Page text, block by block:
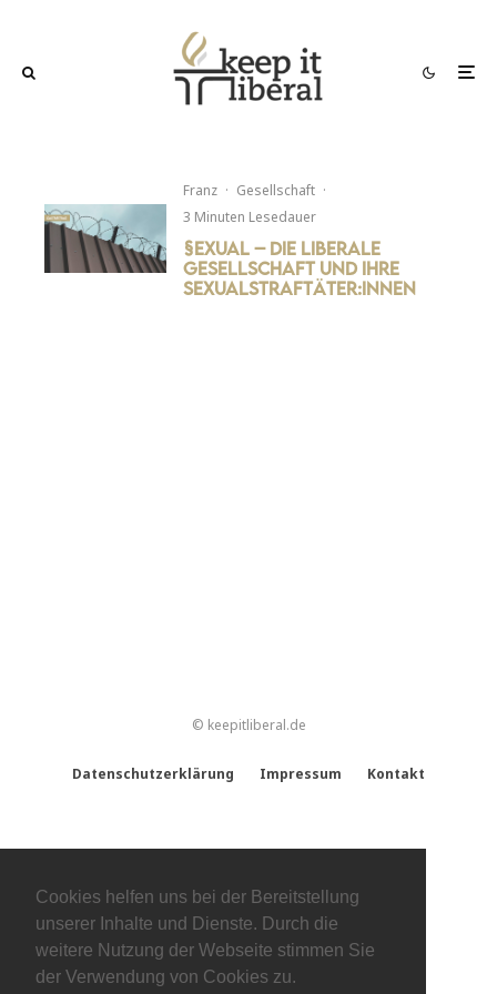
Cookies helfen uns bei der Bereitstellung
unserer Inhalte und Dienste. Durch die
weitere Nutzung der Webseite stimmen Sie
der Verwendung von Cookies zu.
Franz · Gesellschaft ·
3 Minuten Lesedauer
§exual – Die liberale
Gesellschaft und ihre
Sexualstraftäter:innen
© keepitliberal.de
Datenschutzerklärung Impressum Kontakt